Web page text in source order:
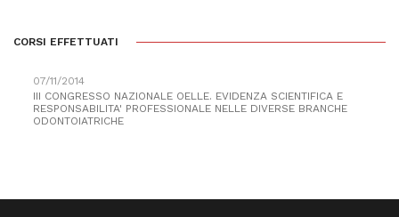
CORSI EFFETTUATI
07/11/2014
III CONGRESSO NAZIONALE OELLE. EVIDENZA SCIENTIFICA E
RESPONSABILITA' PROFESSIONALE NELLE DIVERSE BRANCHE
ODONTOIATRICHE